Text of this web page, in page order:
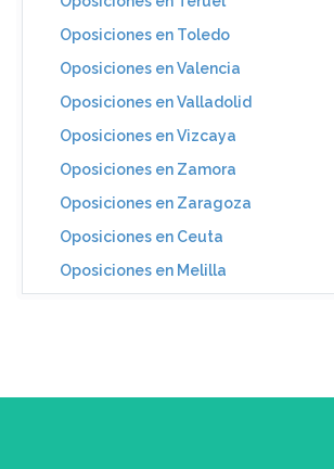
Oposiciones en Toledo
Oposiciones en Valencia
Oposiciones en Valladolid
Oposiciones en Vizcaya
Oposiciones en Zamora
Oposiciones en Zaragoza
Oposiciones en Ceuta
Oposiciones en Melilla